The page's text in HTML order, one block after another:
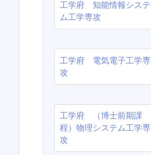
工学府 知能情報システ
ム工学専攻
工学府 電気電子工学専
攻
工学府 （博士前期課
程）物理システム工学専
攻